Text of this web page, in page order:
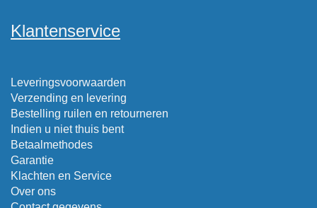
Klantenservice
Leveringsvoorwaarden
Verzending en levering
Bestelling ruilen en retourneren
Indien u niet thuis bent
Betaalmethodes
Garantie
Klachten en Service
Over ons